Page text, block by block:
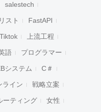
salestech
スト FastAPI
Tiktok 上流工程
語 プログラマー
システム C＃
ライン 戦略立案
ーティング 女性